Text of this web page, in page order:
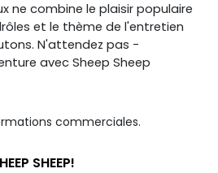
ne combine le plaisir populaire
et le thème de l'entretien
N'attendez pas -
avec Sheep Sheep
commerciales.
SHEEP!